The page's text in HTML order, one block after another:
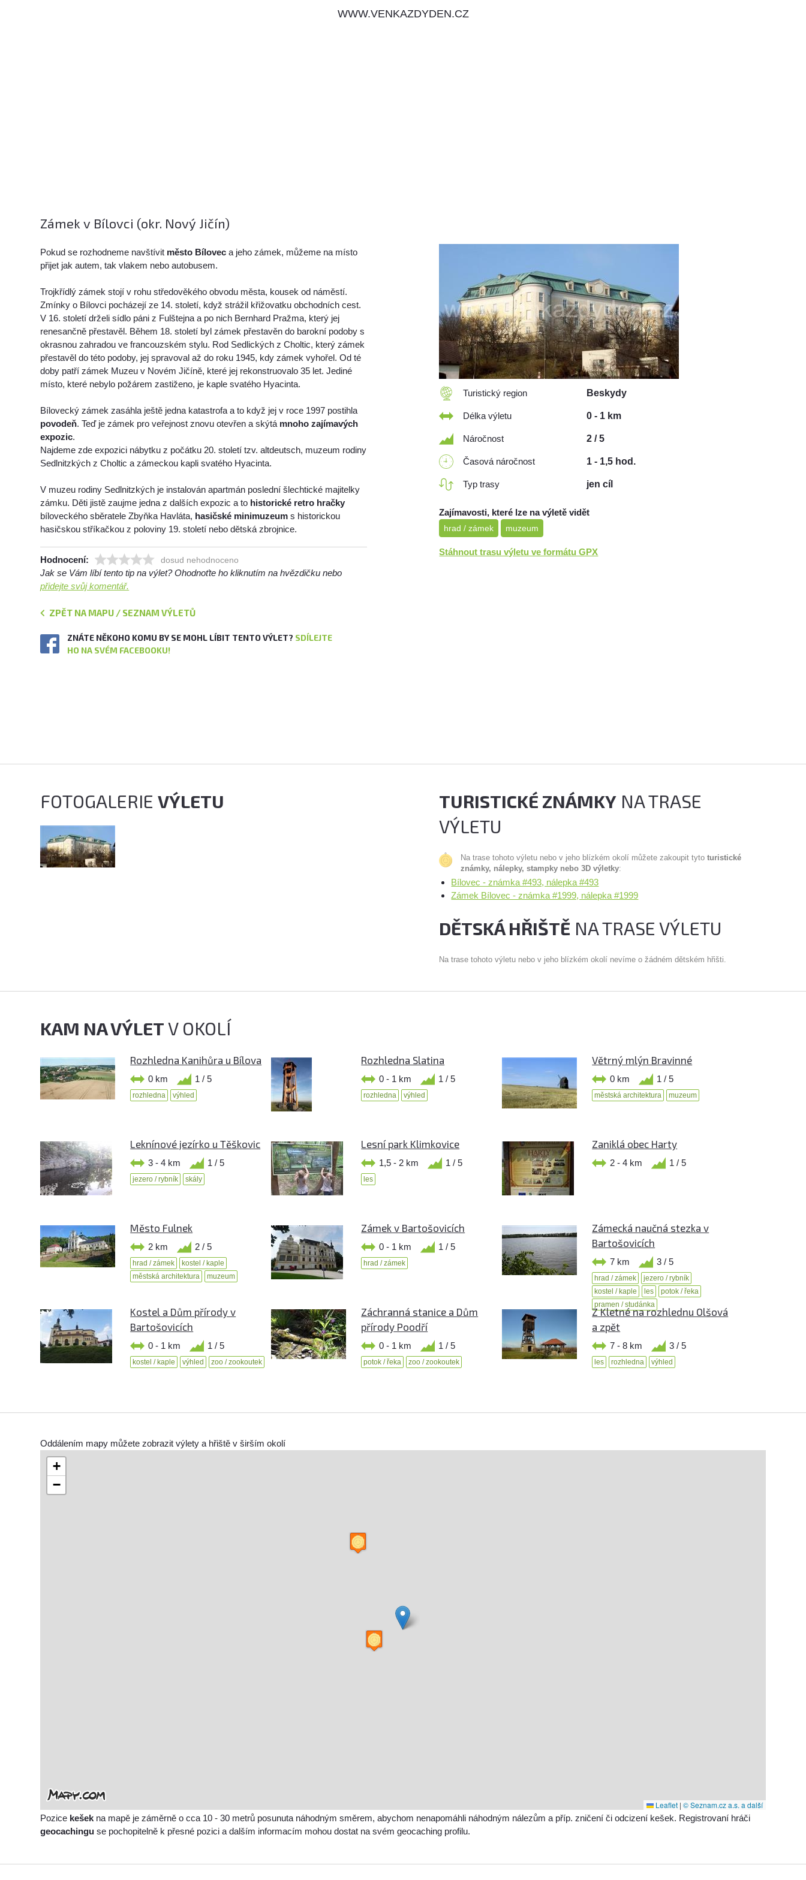
WWW.VENKAZDYDEN.CZ
Zámek v Bílovci (okr. Nový Jičín)
Pokud se rozhodneme navštívit město Bílovec a jeho zámek, můžeme na místo
přijet jak autem, tak vlakem nebo autobusem.
Trojkřídlý zámek stojí v rohu středověkého obvodu města, kousek od náměstí.
Zmínky o Bílovci pocházejí ze 14. století, když strážil křižovatku obchodních cest.
V 16. století drželi sídlo páni z Fulštejna a po nich Bernhard Pražma, který jej
renesančně přestavěl. Během 18. století byl zámek přestavěn do barokní podoby s
okrasnou zahradou ve francouzském stylu. Rod Sedlických z Choltic, který zámek
přestavěl do této podoby, jej spravoval až do roku 1945, kdy zámek vyhořel. Od té
doby patří zámek Muzeu v Novém Jičíně, které jej rekonstruovalo 35 let. Jediné
místo, které nebylo požárem zastiženo, je kaple svatého Hyacinta.
Bílovecký zámek zasáhla ještě jedna katastrofa a to když jej v roce 1997 postihla
povodeň. Teď je zámek pro veřejnost znovu otevřen a skýtá mnoho zajímavých
expozic.
Najdeme zde expozici nábytku z počátku 20. století tzv. altdeutsch, muzeum rodiny
Sedlnitzkých z Choltic a zámeckou kapli svatého Hyacinta.
V muzeu rodiny Sedlnitzkých je instalován apartmán poslední šlechtické majitelky
zámku. Děti jistě zaujme jedna z dalších expozic a to historické retro hračky
bíloveckého sběratele Zbyňka Havláta, hasičské minimuzeum s historickou
hasičskou stříkačkou z poloviny 19. století nebo dětská zbrojnice.
Hodnocení: dosud nehodnoceno
Jak se Vám líbí tento tip na výlet? Ohodnoťte ho kliknutím na hvězdičku nebo
přidejte svůj komentář.
ZPĚT NA MAPU / SEZNAM VÝLETŮ
ZNÁTE NĚKOHO KOMU BY SE MOHL LÍBIT TENTO VÝLET? SDÍLEJTE
HO NA SVÉM FACEBOOKU!
Turistický region Beskydy
Délka výletu 0 - 1 km
Náročnost 2 / 5
Časová náročnost 1 - 1,5 hod.
Typ trasy jen cíl
Zajímavosti, které lze na výletě vidět
hrad / zámek muzeum
Stáhnout trasu výletu ve formátu GPX
FOTOGALERIEVÝLETU TURISTICKÉ ZNÁMKY NA TRASE
VÝLETU
Na trase tohoto výletu nebo v jeho blízkém okolí můžete zakoupit tytoturistické
známky, nálepky, stampky nebo 3D výletky:
Bílovec - známka #493, nálepka #493
Zámek Bílovec - známka #1999, nálepka #1999
DĚTSKÁ HŘIŠTĚ NA TRASE VÝLETU
Na trase tohoto výletu nebo v jeho blízkém okolí nevíme o žádném dětském hřišti.
KAM NA VÝLETV OKOLÍ
Rozhledna Kanihůra u Bílova
0 km 1 / 5
rozhledna výhled
Rozhledna Slatina
0 - 1 km 1 / 5
rozhledna výhled
Větrný mlýn Bravinné
0 km 1 / 5
městská architektura muzeum
Leknínové jezírko u Těškovic
3 - 4 km 1 / 5
jezero / rybník skály
Lesní park Klimkovice
1,5 - 2 km 1 / 5
les
Zaniklá obec Harty
2 - 4 km 1 / 5
Město Fulnek
2 km 2 / 5
hrad / zámek
kostel / kaple
městská architektura
muzeum
Zámek v Bartošovicích
0 - 1 km 1 / 5
hrad / zámek
Zámecká naučná stezka v
Bartošovicích
7 km 3 / 5
hrad / zámek
jezero / rybník
kostel / kaple
les
potok / řeka
pramen / studánka
Kostel a Dům přírody v
Bartošovicích
0 - 1 km 1 / 5
kostel / kaple výhled zoo / zookoutek
Záchranná stanice a Dům
přírody Poodří
0 - 1 km 1 / 5
potok / řeka zoo / zookoutek
Z Kletné na rozhlednu Olšová
a zpět
7 - 8 km 3 / 5
les rozhledna výhled
Oddálením mapy můžete zobrazit výlety a hřiště v širším okolí
+
−
Leaflet | © Seznam.cz a.s. a další
Pozice kešek na mapě je záměrně o cca 10 - 30 metrů posunuta náhodným směrem, abychom nenapomáhli náhodným nálezům a příp. zničení či odcizení kešek. Registrovaní hráči
geocachingu se pochopitelně k přesné pozici a dalším informacím mohou dostat na svém geocaching profilu.